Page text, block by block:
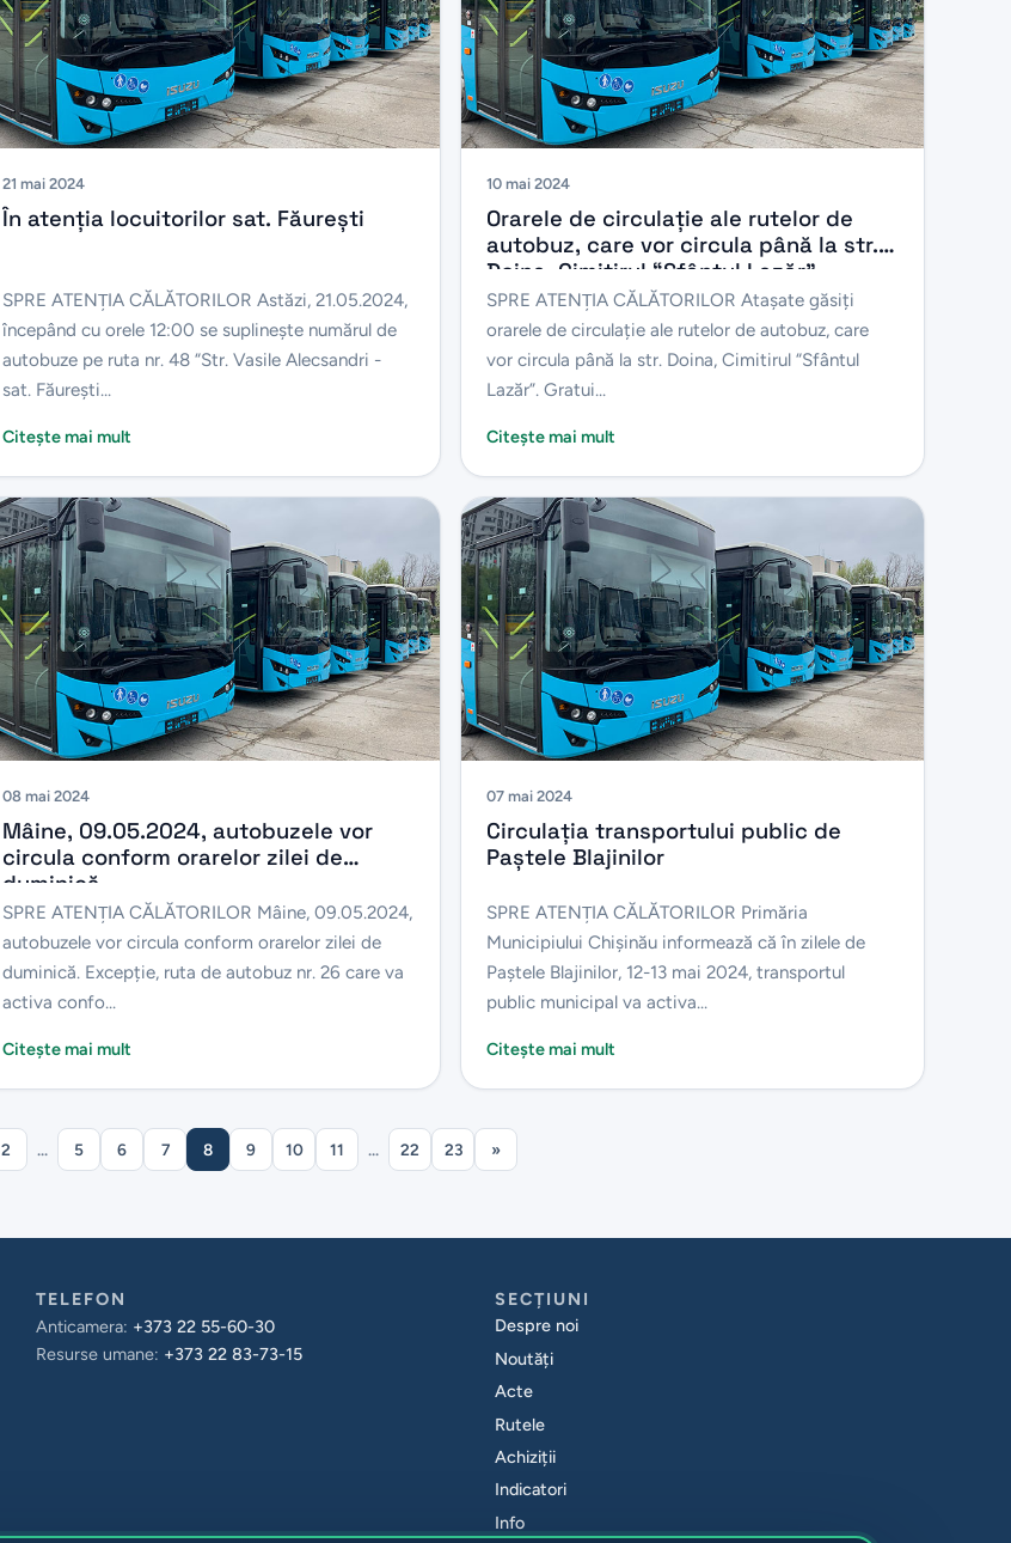
21 mai 2024
În atenția locuitorilor sat. Făurești
SPRE ATENŢIA CĂLĂTORILOR Astăzi, 21.05.2024,
începând cu orele 12:00 se suplineşte numărul de
autobuze pe ruta nr. 48 “Str. Vasile Alecsandri -
sat. Făurești...
Citește mai mult
10 mai 2024
Orarele de circulație ale rutelor de
autobuz, care vor circula până la str.
Doina, Cimitirul “Sfântul Lazăr”
SPRE ATENŢIA CĂLĂTORILOR Atașate găsiți
orarele de circulație ale rutelor de autobuz, care
vor circula până la str. Doina, Cimitirul “Sfântul
Lazăr”. Gratui...
Citește mai mult
08 mai 2024
Mâine, 09.05.2024, autobuzele vor
circula conform orarelor zilei de
duminică
SPRE ATENŢIA CĂLĂTORILOR Mâine, 09.05.2024,
autobuzele vor circula conform orarelor zilei de
duminică. Excepție, ruta de autobuz nr. 26 care va
activa confo...
Citește mai mult
07 mai 2024
Circulația transportului public de
Paștele Blajinilor
SPRE ATENŢIA CĂLĂTORILOR Primăria
Municipiului Chișinău informează că în zilele de
Paștele Blajinilor, 12-13 mai 2024, transportul
public municipal va activa...
Citește mai mult
2 ... 5 6 7 8 9 10 11 ... 22 23 »
TELEFON
Anticamera: +373 22 55-60-30
Resurse umane: +373 22 83-73-15
SECȚIUNI
Despre noi
Noutăți
Acte
Rutele
Achiziții
Indicatori
Info